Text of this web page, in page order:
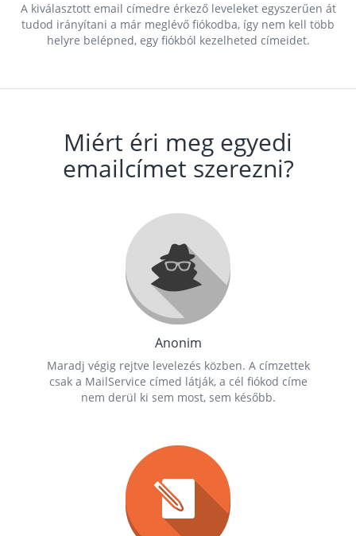
A kiválasztott email címedre érkező leveleket egyszerűen át
tudod irányítani a már meglévő fiókodba, így nem kell több
helyre belépned, egy fiókból kezelheted címeidet.
Miért éri meg egyedi
emailcímet szerezni?
Anonim
Maradj végig rejtve levelezés közben. A címzettek
csak a MailService címed látják, a cél fiókod címe
nem derül ki sem most, sem később.